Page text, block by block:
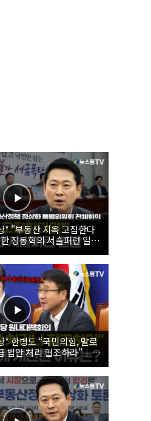
"부동산 지옥 고집한다
장동혁의 서슬퍼런 일갈
부동산정책 정상화 특별
한병도 “국민의힘, 말로
법안 처리 협조하라”｜
당 원내대책회의